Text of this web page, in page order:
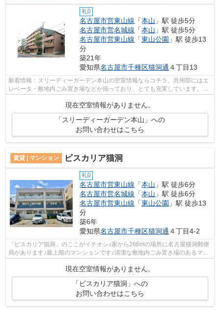
礼0
名古屋市営東山線 「本山 」駅 徒歩5分
名古屋市営名城線 「本山 」駅 徒歩5分
名古屋市営東山線 「東山公園 」駅 徒歩13
分
築21年
愛知県名古屋市千種区猫洞通 ４丁目13
新着情報：スリーディーガーデン本山の空室情報ならコチラ。共用部にはエ
レベータ・敷地内ごみ置き場などが揃っており、とても充実しています。こ
現在空室情報がありません。
「スリーディーガーデン本山」への
お問い合わせはこちら
賃貸 | マンション ビスカリア猫洞
礼0
名古屋市営東山線 「本山 」駅 徒歩6分
名古屋市営名城線 「本山 」駅 徒歩6分
名古屋市営東山線 「東山公園 」駅 徒歩13
分
築6年
愛知県名古屋市千種区猫洞通 ４丁目4-2
「ビスカリア猫洞」のここがイチオシ♪家から266mの場所に名古屋猫洞郵便
局があります♪最上階のマンションです♪清潔な敷地内ごみ置き場のあるマン
ション♪名古屋市千種区エリアにある賃...
現在空室情報がありません。
「ビスカリア猫洞」への
お問い合わせはこちら